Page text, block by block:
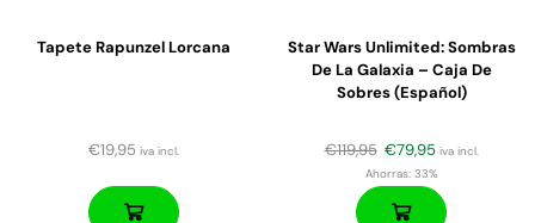
Tapete Rapunzel Lorcana
€19,95 iva incl.
Star Wars Unlimited: Sombras
De La Galaxia – Caja De
Sobres (español)
€119,95 €79,95 iva incl.
Ahorras:33%